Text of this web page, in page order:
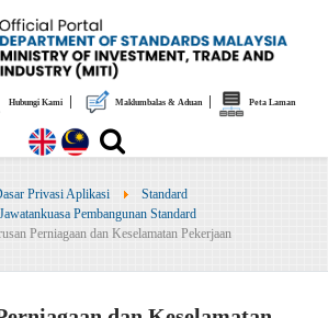
Hubungi Kami| Maklumbalas & Aduan| Peta Laman
Privasi Aplikasi
Standard
Jawatankuasa Pembangunan Standard
Perniagaan dan Keselamatan Pekerjaan